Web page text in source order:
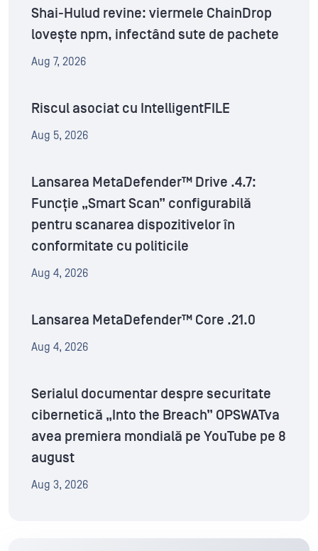
Shai-Hulud revine: viermele ChainDrop
lovește npm, infectând sute de pachete
Aug 7, 2026
Riscul asociat cu IntelligentFILE
Aug 5, 2026
Lansarea MetaDefender™ Drive .4.7:
Funcție „Smart Scan” configurabilă
pentru scanarea dispozitivelor în
conformitate cu politicile
Aug 4, 2026
Lansarea MetaDefender™ Core .21.0
Aug 4, 2026
Serialul documentar despre securitate
cibernetică „Into the Breach” OPSWATva
avea premiera mondială pe YouTube pe 8
august
Aug 3, 2026